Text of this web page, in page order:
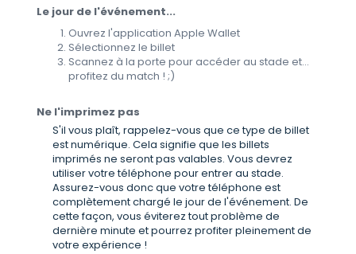
Le jour de l'événement...
Ouvrez l'application Apple Wallet
Sélectionnez le billet
Scannez à la porte pour accéder au stade et...
profitez du match ! ;)
Ne l'imprimez pas
S'il vous plaît, rappelez-vous que ce type de billet
est numérique. Cela signifie que les billets
imprimés ne seront pas valables. Vous devrez
utiliser votre téléphone pour entrer au stade.
Assurez-vous donc que votre téléphone est
complètement chargé le jour de l'événement. De
cette façon, vous éviterez tout problème de
dernière minute et pourrez profiter pleinement de
votre expérience !